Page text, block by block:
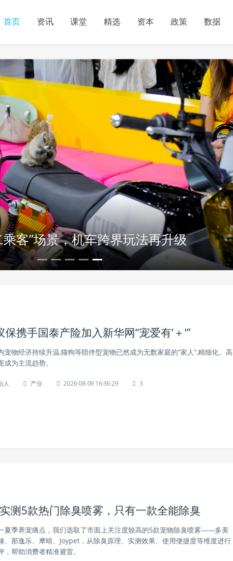
首页 资讯 课堂 精选 资本 政策 数据
客”场景，机车跨界玩法再升级
药效果好 专业广谱内外同驱首选普安
携手国泰产险加入新华网“宠爱有‘＋'”
宠物经济持续升温,猫狗等陪伴型宠物已然成为无数家庭的“家人”,精细化、高
成为主流趋势。
人 产业 2026-08-09 16:36:29 3
测5款热门除臭喷雾，只有一款全能除臭
夏季养宠痛点，我们选取了市面上关注度较高的5款宠物除臭喷雾——多美
、那逸乐、摩啃、Joypet，从除臭原理、实测效果、使用便捷度等维度进行
，帮助消费者精准避雷。